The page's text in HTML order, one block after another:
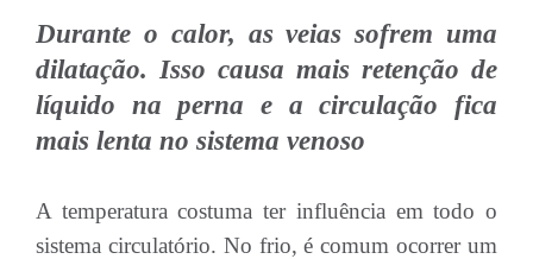
Durante o calor, as veias sofrem uma
dilatação. Isso causa mais retenção de
líquido na perna e a circulação fica
mais lenta no sistema venoso
A temperatura costuma ter influência em todo o
sistema circulatório. No frio, é comum ocorrer um